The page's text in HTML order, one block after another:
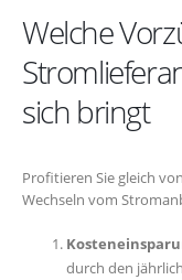
Welche
sich bringt
Profitieren Sie gleich
Wechseln vom
durch den